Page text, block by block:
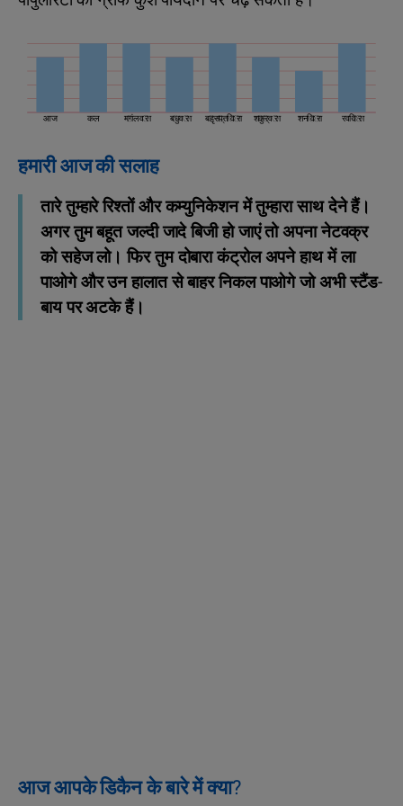
आज कल मंगलवार बुधवार बृहस्पतिवार शुक्रवार शनिवार रविवार
हमारी आज की सलाह
तारे तुम्हारे रिश्तों और कम्युनिकेशन में तुम्हारा साथ देने हैं।
अगर तुम बहूत जल्दी जादे बिजी हो जाएं तो अपना नेटवक्र
को सहेज लो। फिर तुम दोबारा कंट्रोल अपने हाथ में ला
पाओगे और उन हालात से बाहर निकल पाओगे जो अभी स्टैंड-
बाय पर अटके हैं।
आज आपके डिकैन के बारे में क्या?